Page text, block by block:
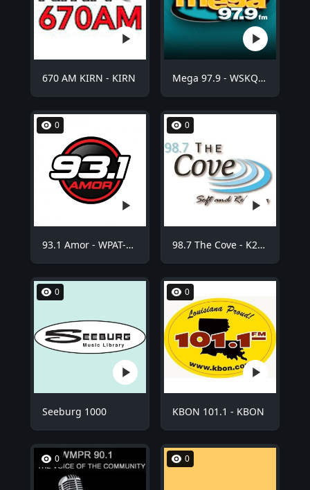
670 AM KIRN - KIRN Mega 97.9 - WSKQ-FM
0
93.1 Amor - WPAT-FM
0
98.7 The Cove - K254BE
0
Seeburg 1000
0
KBON 101.1 - KBON
0 0